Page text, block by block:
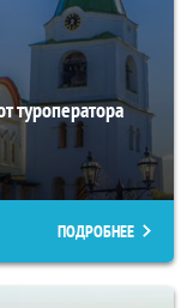
туроператора
ПОДРОБНЕЕ